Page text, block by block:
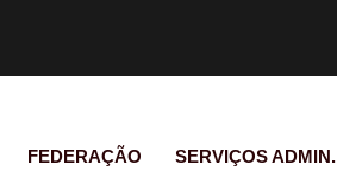
FEDERAÇÃO SERVIÇOS ADMIN.